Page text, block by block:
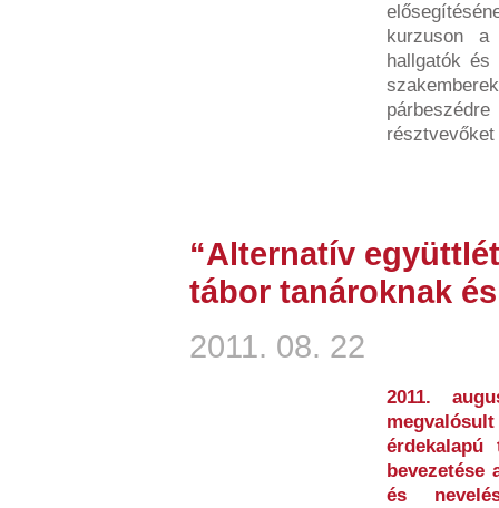
kurzuson a
hallgatók és
“Alternatív
tábor tanároknak
2011. 08. 22
2011.
érdekalapú
bevezetése
és